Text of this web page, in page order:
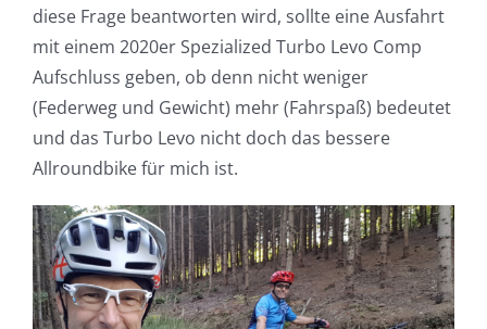
diese Frage beantworten wird, sollte eine Ausfahrt
mit einem 2020er Spezialized Turbo Levo Comp
Aufschluss geben, ob denn nicht weniger
(Federweg und Gewicht) mehr (Fahrspaß) bedeutet
und das Turbo Levo nicht doch das bessere
Allroundbike für mich ist.